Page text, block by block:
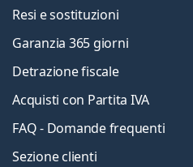
Resi e sostituzioni
Garanzia 365 giorni
Detrazione fiscale
Acquisti con Partita IVA
FAQ - Domande frequenti
Sezione clienti